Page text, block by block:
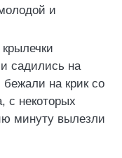
и
садились на
на крик со
с некоторых
минуту вылезли